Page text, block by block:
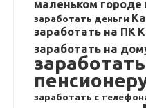
маленьком городе
заработать деньги
заработать на ПК
заработать на
заработать
заработать с